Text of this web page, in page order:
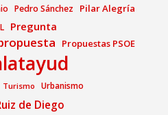
Pedro Sánchez Pilar Alegría
Pregunta
Propuestas PSOE
Turismo Urbanismo
de Diego